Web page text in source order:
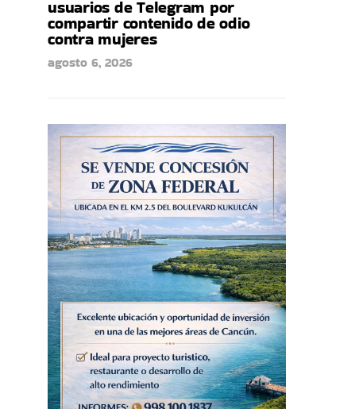
usuarios de Telegram por
compartir contenido de odio
contra mujeres
agosto 6, 2026